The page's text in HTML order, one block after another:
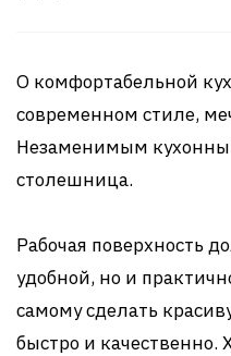
О комфортабельной
современном стиле,
Незаменимым
столешница.
Рабочая поверхность
удобной, но и
самому сделать
быстро и качественно.